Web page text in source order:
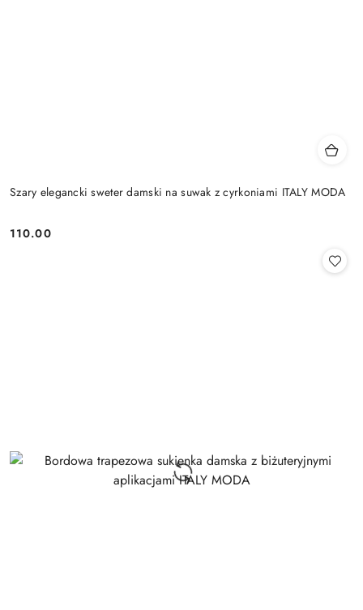
Szary elegancki sweter damski na suwak z cyrkoniami ITALY MODA
Cena:
110.00